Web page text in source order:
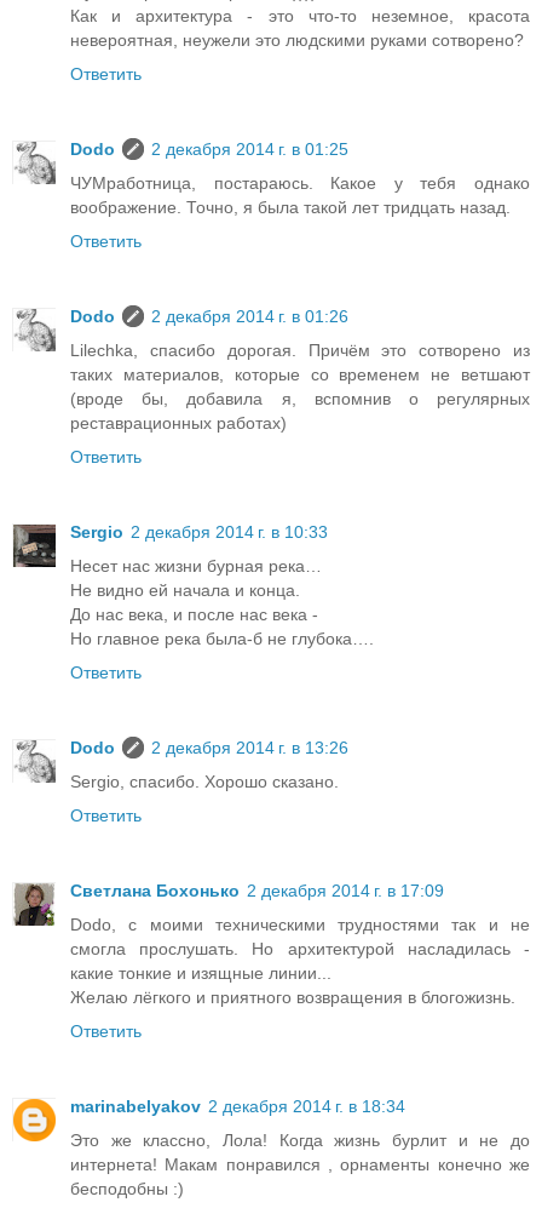
Как и архитектура - это что-то неземное, красота
невероятная, неужели это людскими руками сотворено?
Ответить
Dodo
2 декабря 2014 г. в 01:25
ЧУМработница, постараюсь. Какое у тебя однако
воображение. Точно, я была такой лет тридцать назад.
Ответить
Dodo
2 декабря 2014 г. в 01:26
Lilechka, спасибо дорогая. Причём это сотворено из
таких материалов, которые со временем не ветшают
(вроде бы, добавила я, вспомнив о регулярных
реставрационных работах)
Ответить
Sergio 2 декабря 2014 г. в 10:33
Несет нас жизни бурная река…
Не видно ей начала и конца.
До нас века, и после нас века -
Но главное река была-б не глубока….
Ответить
Dodo
2 декабря 2014 г. в 13:26
Sergio, спасибо. Хорошо сказано.
Ответить
Светлана Бохонько 2 декабря 2014 г. в 17:09
Dodo, с моими техническими трудностями так и не
смогла прослушать. Но архитектурой насладилась -
какие тонкие и изящные линии...
Желаю лёгкого и приятного возвращения в блогожизнь.
Ответить
marinabelyakov 2 декабря 2014 г. в 18:34
Это же классно, Лола! Когда жизнь бурлит и не до
интернета! Макам понравился , орнаменты конечно же
бесподобны :)